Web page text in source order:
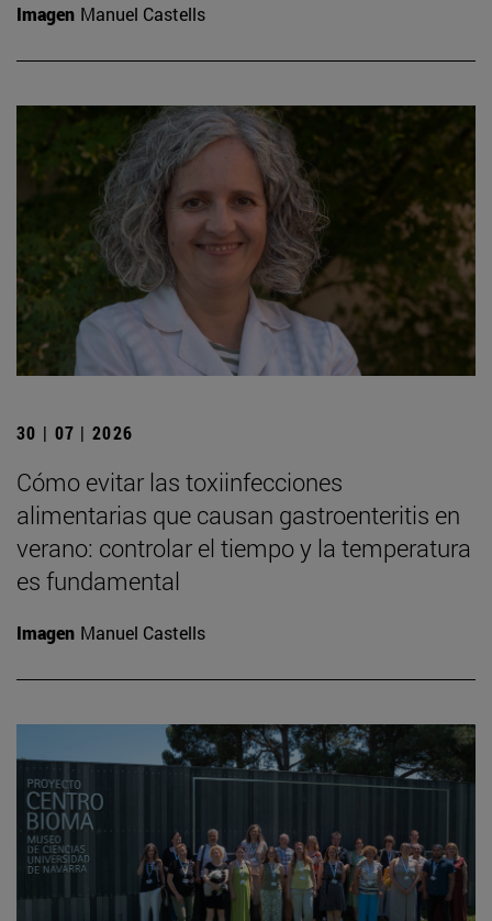
Imagen Manuel Castells
30 | 07 | 2026
Cómo evitar las toxiinfecciones
alimentarias que causan gastroenteritis en
verano: controlar el tiempo y la temperatura
es fundamental
Imagen Manuel Castells